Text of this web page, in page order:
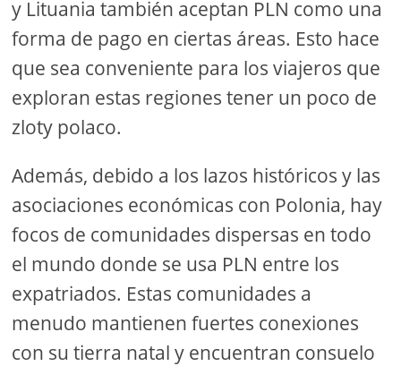
y Lituania también aceptan PLN como una
forma de pago en ciertas áreas. Esto hace
que sea conveniente para los viajeros que
exploran estas regiones tener un poco de
zloty polaco.
Además, debido a los lazos históricos y las
asociaciones económicas con Polonia, hay
focos de comunidades dispersas en todo
el mundo donde se usa PLN entre los
expatriados. Estas comunidades a
menudo mantienen fuertes conexiones
con su tierra natal y encuentran consuelo